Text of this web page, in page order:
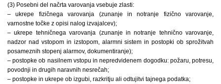
(3) Posebni del načrta varovanja vsebuje zlasti:
– ukrepe fizičnega varovanja (zunanje in notranje fizično varovanje,
varnostne točke z opisi nalog izvajalcev);
– ukrepe tehničnega varovanja (zunanje in notranje tehnično varovanje,
nadzor nad vstopom in izstopom, alarmni sistem in postopki ob sprožitvah
posameznih stopenj alarmov, dokumentiranje);
– postopke ob nasilnem vstopu in nepredvidenem dogodku: požaru, potresu,
povodnji in drugih naravnih nesrečah;
– postopke in ukrepe ob izgubi, razkritju ali odtujitvi tajnega podatka;